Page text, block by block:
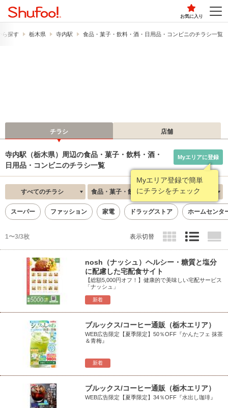
お気に入り
ら探す 栃木県 寺内駅 食品・菓子・飲料・酒・日用品・コンビニのチラシ一覧
チラシ 店舗
寺内駅（栃木県）周辺の食品・菓子・飲料・酒・
日用品・コンビニのチラシ一覧
Myエリア登録で簡単
にチラシをチェック
Myエリアに登録
すべてのチラシ 食品・菓子・飲料・酒・日用品・コンビニ 新着順
スーパー ファッション 家電 ドラッグストア ホームセンタ
1〜3/3枚 表示切替
新着
nosh（ナッシュ）ヘルシー・糖質と塩分
に配慮した宅配食サイト
【総額5,000円オフ！】健康的で美味しい宅配サービス
「ナッシュ」
新着
ブルックス/コーヒー通販（栃木エリア）
WEB広告限定【夏季限定】50％OFF『かんたフェ 抹茶
＆青梅』
ブルックス/コーヒー通販（栃木エリア）
WEB広告限定【夏季限定】34％OFF『水出し珈琲』